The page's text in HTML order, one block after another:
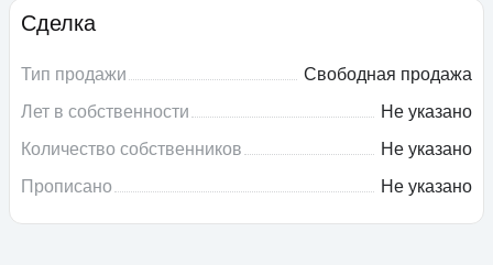
Сделка
Тип продажи
Свободная продажа
Лет в собственности
Не указано
Количество собственников
Не указано
Прописано
Не указано